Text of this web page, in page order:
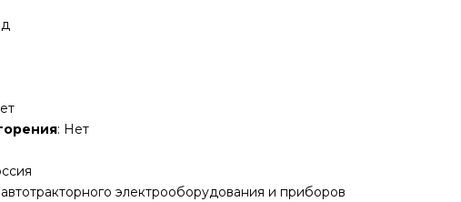
: Нет
электрооборудования и приборов